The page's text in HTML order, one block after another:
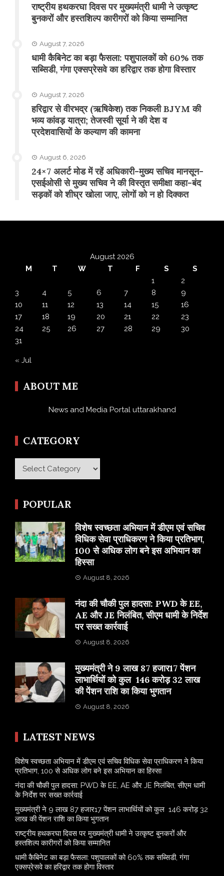
राष्ट्रीय हथकरघा दिवस पर मुख्यमंत्री धामी ने उत्कृष्ट
बुनकरों और हस्तशिल्प कारीगरों को किया सम्मानित
August 7, 2026
​धामी कैबिनेट का बड़ा फैसला: पशुपालकों को 60% तक
सब्सिडी, गंगा एक्सप्रेसवे का हरिद्वार तक होगा विस्तार
August 7, 2026
​हरिद्वार से वीरभद्र (ऋषिकेश) तक निकली BJYM की
भव्य कांवड़ यात्रा; तेजस्वी सूर्या ने की देश व
प्रदेशवासियों के कल्याण की कामना
August 6, 2026
24×7 अलर्ट मोड में रहें अधिकारी-मुख्य सचिव मानसून-
एसईओसी से मुख्य सचिव ने की विस्तृत समीक्षा कहा-बंद
सड़कों को शीघ्र खोला जाए, लोगों को न हो दिक्कत
August 2026
M
T W T F S
S
1
2
3
4 5 6 7 8
9
10
11 12 13 14 15
16
17
18 19 20 21 22
23
24
25 26 27 28 29
30
31
« Jul
ABOUT ME
News and Media Portal uttarakhand
CATEGORY
Category
POPULAR
विशेष स्वच्छता अभियान में डीएम एवं सचिव
विधिक सेवा प्राधिकरण ने किया प्रतिभाग,
100 से अधिक लोग बने इस अभियान का
हिस्सा
August 8, 2026
नंदा की चौकी पुल हादसा: PWD के EE,
AE और JE निलंबित, सीएम धामी के निर्देश
पर सख्त कार्रवाई
August 8, 2026
मुख्यमंत्री ने 9 लाख 87 हजार17 पेंशन
लाभार्थियों को कुल 146 करोड़ 32 लाख
की पेंशन राशि का किया भुगतान
August 8, 2026
LATEST NEWS
विशेष स्वच्छता अभियान में डीएम एवं सचिव विधिक सेवा प्राधिकरण ने किया
प्रतिभाग, 100 से अधिक लोग बने इस अभियान का हिस्सा
नंदा की चौकी पुल हादसा: PWD के EE, AE और JE निलंबित, सीएम धामी
के निर्देश पर सख्त कार्रवाई
मुख्यमंत्री ने 9 लाख 87 हजार17 पेंशन लाभार्थियों को कुल 146 करोड़ 32
लाख की पेंशन राशि का किया भुगतान
राष्ट्रीय हथकरघा दिवस पर मुख्यमंत्री धामी ने उत्कृष्ट बुनकरों और
हस्तशिल्प कारीगरों को किया सम्मानित
​धामी कैबिनेट का बड़ा फैसला: पशुपालकों को 60% तक सब्सिडी, गंगा
एक्सप्रेसवे का हरिद्वार तक होगा विस्तार